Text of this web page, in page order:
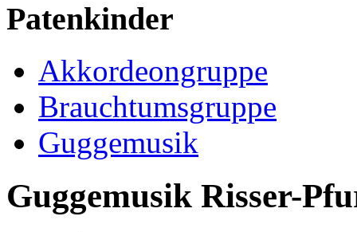
Patenkinder
Akkordeongruppe
Brauchtumsgruppe
Guggemusik
Guggemusik Risser-